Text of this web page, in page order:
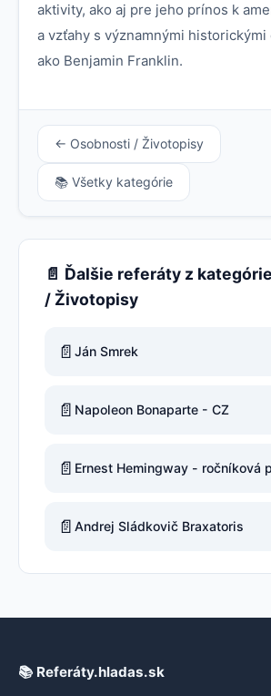
aktivity, ako aj pre jeho prínos k
a vzťahy s významnými historickými
ako Benjamin Franklin.
← Osobnosti / Životopisy
📚 Všetky kategórie
📄 Ďalšie referáty z
/ Životopisy
📄 Ján Smrek
📄 Napoleon Bonaparte - CZ
📄 Ernest Hemingway - ročníková
📄 Andrej Sládkovič Braxatoris
📚 Referáty.hladas.sk